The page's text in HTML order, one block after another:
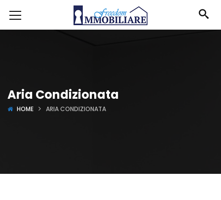
Aria Condizionata
HOME ARIA CONDIZIONATA